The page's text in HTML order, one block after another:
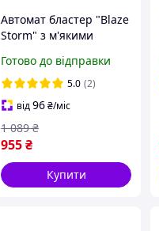
Автомат бластер "Blaze
Storm" з м'якими
батарейках Nerf Нерф
Готово до відправки
5.0 (2)
від96₴/міс
955₴
1 089 ₴
Купити